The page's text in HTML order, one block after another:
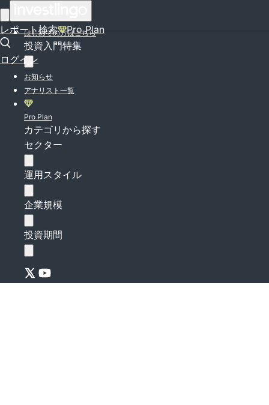
レポート検索 Pro Plan
ログイン
はじめての方はこちら
投資入門特集
お知らせ
アナリスト一覧
Pro Plan
カテゴリから探す
セクター
運用スタイル
企業規模
投資期間